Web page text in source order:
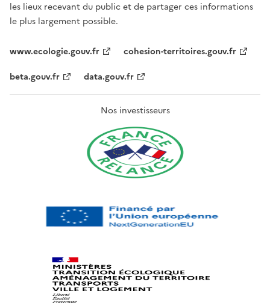
les lieux recevant du public et de partager ces informations
le plus largement possible.
www.ecologie.gouv.fr
cohesion-territoires.gouv.fr
beta.gouv.fr
data.gouv.fr
Nos investisseurs